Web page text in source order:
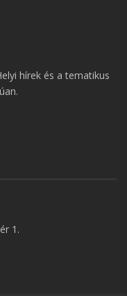
hírek és a tematikus
1.